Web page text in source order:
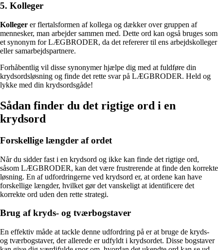
5. Kolleger
Kolleger er flertalsformen af kollega og dækker over gruppen af
mennesker, man arbejder sammen med. Dette ord kan også bruges som
et synonym for LÆGBRODER, da det refererer til ens arbejdskolleger
eller samarbejdspartnere.
Forhåbentlig vil disse synonymer hjælpe dig med at fuldføre din
krydsordsløsning og finde det rette svar på LÆGBRODER. Held og
lykke med din krydsordsgåde!
Sådan finder du det rigtige ord i en
krydsord
Forskellige længder af ordet
Når du sidder fast i en krydsord og ikke kan finde det rigtige ord,
såsom LÆGBRODER, kan det være frustrerende at finde den korrekte
løsning. En af udfordringerne ved krydsord er, at ordene kan have
forskellige længder, hvilket gør det vanskeligt at identificere det
korrekte ord uden den rette strategi.
Brug af kryds- og tværbogstaver
En effektiv måde at tackle denne udfordring på er at bruge de kryds-
og tværbogstaver, der allerede er udfyldt i krydsordet. Disse bogstaver